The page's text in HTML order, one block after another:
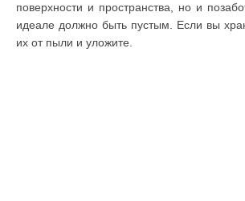
поверхности и пространства, но и
идеале должно быть пустым. Если вы
их от пыли и уложите.